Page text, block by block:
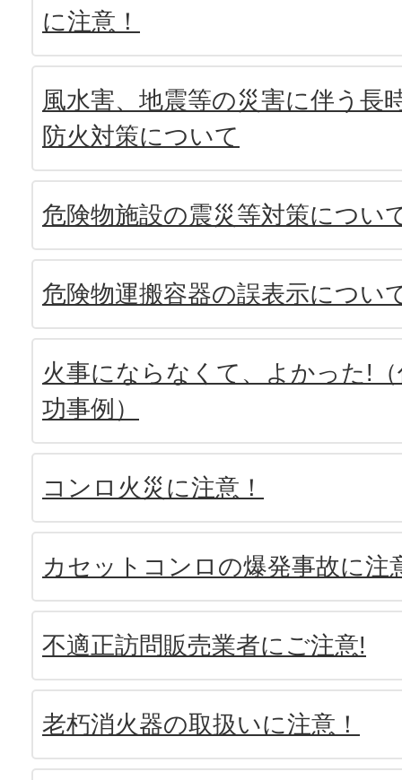
に注意！
風水害、地震等の災害に伴う長
防火対策について
危険物施設の震災等対策につい
危険物運搬容器の誤表示につい
火事にならなくて、よかった!
功事例）
コンロ火災に注意！
カセットコンロの爆発事故に注
不適正訪問販売業者にご注意!
老朽消火器の取扱いに注意！